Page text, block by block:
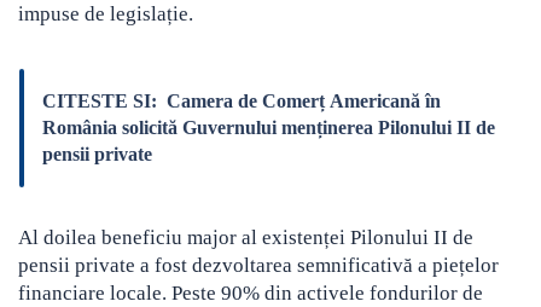
impuse de legislație.
CITESTE SI: Camera de Comerț Americană în
România solicită Guvernului menținerea Pilonului II de
pensii private
Al doilea beneficiu major al existenței Pilonului II de
pensii private a fost dezvoltarea semnificativă a piețelor
financiare locale. Peste 90% din activele fondurilor de